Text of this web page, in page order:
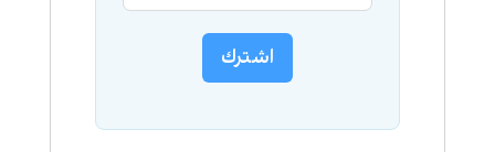
اشترك